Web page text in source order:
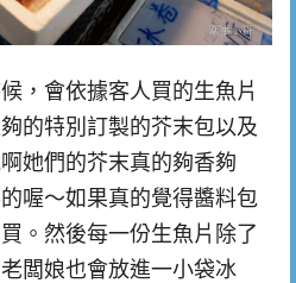
，會依據客人買的生魚片
的特別訂製的芥末包以及
她們的芥末真的夠香夠
喔～如果真的覺得醬料包
。然後每一份生魚片除了
闆娘也會放進一小袋冰